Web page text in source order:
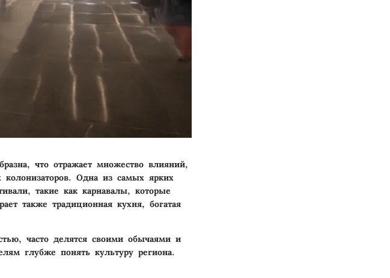
что отражает множество влияний,
Одна из самых ярких
такие как карнавалы, которые
также традиционная кухня, богатая
часто делятся своими обычаями и
глубже понять культуру региона.